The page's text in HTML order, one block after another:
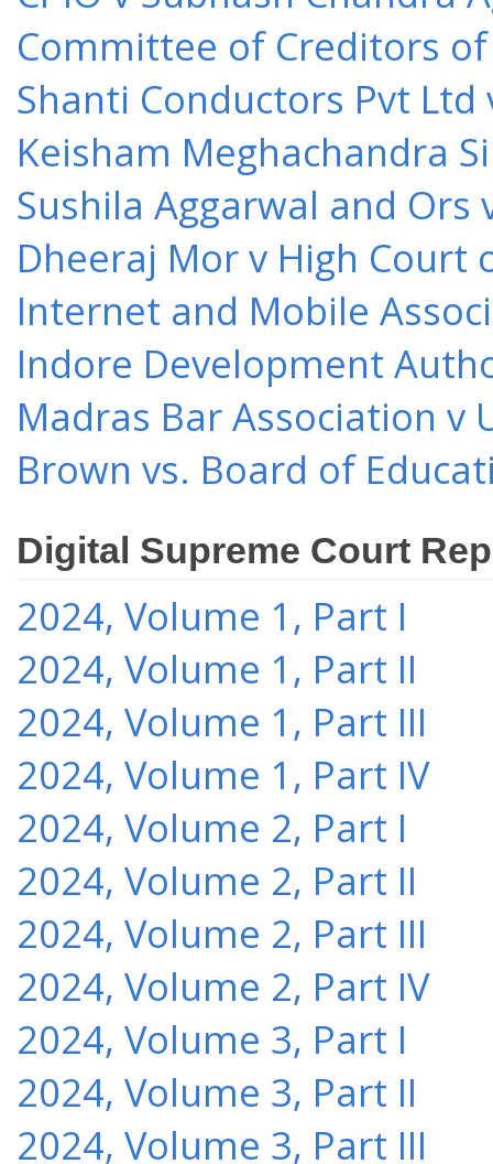
Committee of Creditors of
Shanti Conductors Pvt Ltd
Keisham Meghachandra
Sushila Aggarwal and Ors
Dheeraj Mor v High Court
Internet and Mobile
Indore Development
Madras Bar Association v
Brown vs. Board of
Digital Supreme Court
2024, Volume 1, Part I
2024, Volume 1, Part II
2024, Volume 1, Part III
2024, Volume 1, Part IV
2024, Volume 2, Part I
2024, Volume 2, Part II
2024, Volume 2, Part III
2024, Volume 2, Part IV
2024, Volume 3, Part I
2024, Volume 3, Part II
2024, Volume 3, Part III